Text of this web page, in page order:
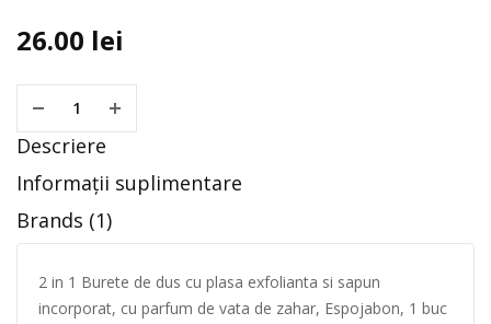
26.00 lei
Descriere
Informații suplimentare
Brands (1)
2 in 1 Burete de dus cu plasa exfolianta si sapun
incorporat, cu parfum de vata de zahar, Espojabon, 1 buc